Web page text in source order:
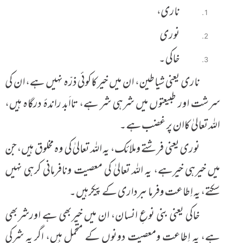
ناری،
نوری
خاکی۔
ناری یعنی شیاطین، ان میں خیرکاکوئی ذرّہ نہیں ہے، ان کی
سرشت اور طبیعتوں میں شرہی شر ہے، تااَبد راندۂ درگاہ ہیں،
اللہ تعالیٰ کاان پر غضب ہے۔
نوری یعنی فرشتے وملائک، یہ اللہ تعالیٰ کی وہ مخلوق ہیں، جن
میں خیرہی خیرہے، یہ اللہ تعالیٰ کی معصیت ونافرمانی کرہی نہیں
سکتے، یہ اِطاعت وفرماںبرداری کے پیکرہیں۔
خاکی یعنی بنی نوعِ انسان، ان میں خیربھی ہے اورشربھی
ہے، یہ اِطاعت ومعصیت دونوں کے متحمل ہیں، اگر یہ شرکی